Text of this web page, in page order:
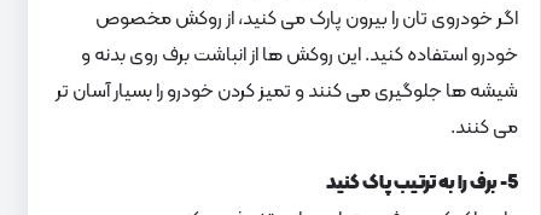
اگر خودروی تان را بیرون پارک می کنید، از روکش مخصوص
خودرو استفاده کنید. این روکش ها از انباشت برف روی بدنه و
شیشه ها جلوگیری می کنند و تمیز کردن خودرو را بسیار آسان تر
می کنند.
5- برف را به ترتیب پاک کنید